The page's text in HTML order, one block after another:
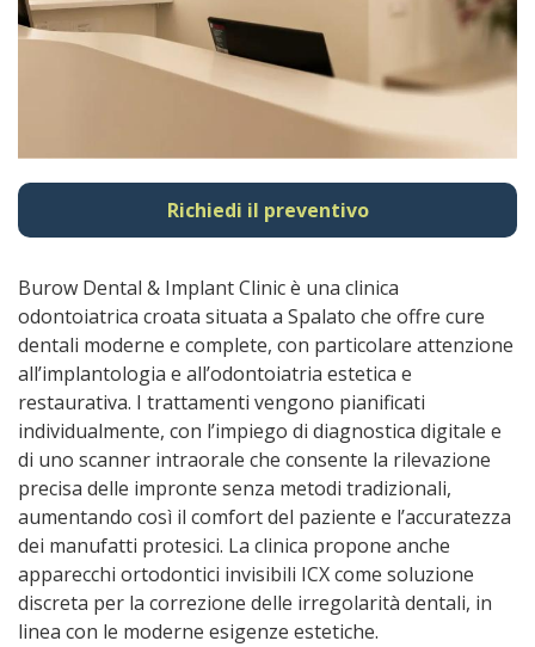
Richiedi il preventivo
Burow Dental & Implant Clinic è una clinica
odontoiatrica croata situata a Spalato che offre cure
dentali moderne e complete, con particolare attenzione
all’implantologia e all’odontoiatria estetica e
restaurativa. I trattamenti vengono pianificati
individualmente, con l’impiego di diagnostica digitale e
di uno scanner intraorale che consente la rilevazione
precisa delle impronte senza metodi tradizionali,
aumentando così il comfort del paziente e l’accuratezza
dei manufatti protesici. La clinica propone anche
apparecchi ortodontici invisibili ICX come soluzione
discreta per la correzione delle irregolarità dentali, in
linea con le moderne esigenze estetiche.